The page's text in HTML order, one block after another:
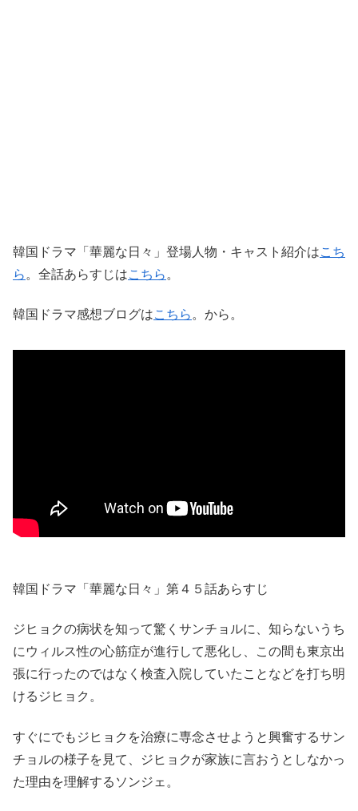
韓国ドラマ「華麗な日々」登場人物・キャスト紹介はこち
ら 。全話あらすじはこちら 。
韓国ドラマ感想ブログはこちら 。から。
韓国ドラマ「華麗な日々」第４５話あらすじ
ジヒョクの病状を知って驚くサンチョルに、知らないうち
にウィルス性の心筋症が進行して悪化し、この間も東京出
張に行ったのではなく検査入院していたことなどを打ち明
けるジヒョク。
すぐにでもジヒョクを治療に専念させようと興奮するサン
チョルの様子を見て、ジヒョクが家族に言おうとしなかっ
た理由を理解するソンジェ。